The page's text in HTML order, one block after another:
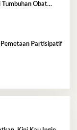
Obat
Pemetaan Partisipatif